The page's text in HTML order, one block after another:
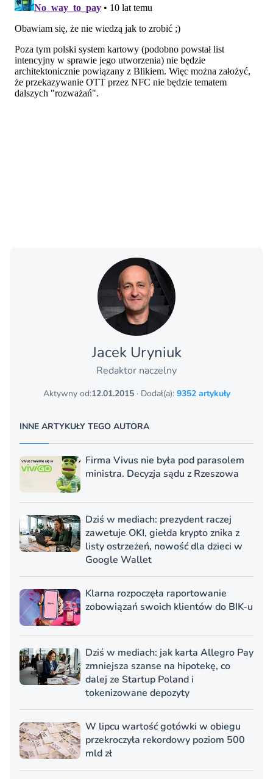
Jacek Uryniuk
Redaktor naczelny
Aktywny od:12.01.2015· Dodał(a): 9352 artykuły
INNE ARTYKUŁY TEGO AUTORA
Firma Vivus nie była pod parasolem
ministra. Decyzja sądu z Rzeszowa
Dziś w mediach: prezydent raczej
zawetuje OKI, giełda krypto znika z
listy ostrzeżeń, nowość dla dzieci w
Google Wallet
Klarna rozpoczęła raportowanie
zobowiązań swoich klientów do BIK-u
Dziś w mediach: jak karta Allegro Pay
zmniejsza szanse na hipotekę, co
dalej ze Startup Poland i
tokenizowane depozyty
W lipcu wartość gotówki w obiegu
przekroczyła rekordowy poziom 500
mld zł